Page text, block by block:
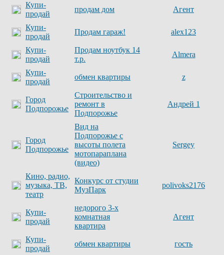
Купи-
продай
продам дом Агент
Купи-
продай
Продам гараж! alex123
Купи-
продай
Продам ноутбук 14
т.р.
Almera
Купи-
продай
обмен квартиры z
Город
Подпорожье
Строительство и
ремонт в
Подпорожье
Андрей 1
Город
Подпорожье
Вид на
Подпорожье с
высоты полета
мотопараплана
(видео)
Sergey
Кино, радио,
музыка, ТВ,
театр
Конкурс от студии
МузПарк
polivoks2176
Купи-
продай
недорого 3-х
комнатная
квартира
Агент
Купи-
продай
обмен квартиры гость